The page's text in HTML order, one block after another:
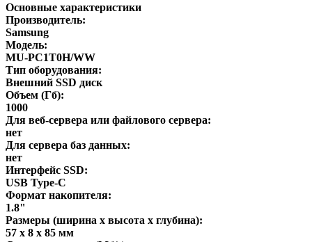
Основные характеристики
Производитель:
Samsung
Модель:
MU-PC1T0H/WW
Тип оборудования:
Внешний SSD диск
Объем (Гб):
1000
Для веб-сервера или файлового сервера:
нет
Для сервера баз данных:
нет
Интерфейс SSD:
USB Type-C
Формат накопителя:
1.8"
Размеры (ширина x высота x глубина):
57 х 8 х 85 мм